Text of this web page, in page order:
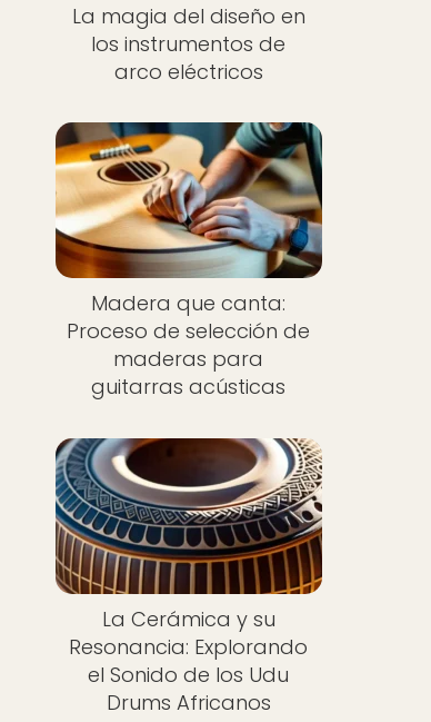
La magia del diseño en
los instrumentos de
arco eléctricos
Nuevo
Madera que canta:
Proceso de selección de
maderas para
guitarras acústicas
La Cerámica y su
Resonancia: Explorando
el Sonido de los Udu
Drums Africanos